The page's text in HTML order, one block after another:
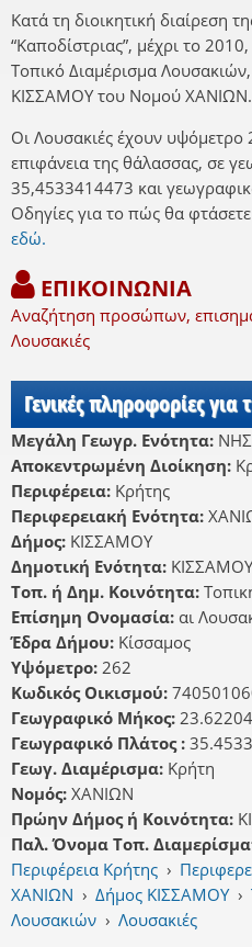
Κατά τη διοικητική διαίρεση
“Καποδίστριας”, μέχρι το
Τοπικό Διαμέρισμα
ΚΙΣΣΑΜΟΥ του Νομού ΧΑΝΙΩΝ.
Οι Λουσακιές έχουν
επιφάνεια της θάλασσας, σε
35,4533414473 και
Οδηγίες για το πώς θα
εδώ.
ΕΠΙΚΟΙΝΩΝΙΑ
Αναζήτηση προσώπων,
Λουσακιές
Γενικές πληροφορίες για
Μεγάλη Γεωγρ. Ενότητα:
Αποκεντρωμένη Διοίκηση:
Περιφέρεια: Κρήτης
Περιφερειακή Ενότητα:
Δήμος: ΚΙΣΣΑΜΟΥ
Δημοτική Ενότητα: ΚΙΣΣΑΜΟΥ
Τοπ. ή Δημ. Κοινότητα:
Επίσημη Ονομασία: αι
Έδρα Δήμου: Κίσσαμος
Υψόμετρο: 262
Κωδικός Οικισμού:
Γεωγραφικό Μήκος:
Γεωγραφικό Πλάτος :
Γεωγ. Διαμέρισμα: Κρήτη
Νομός: ΧΑΝΙΩΝ
Πρώην Δήμος ή Κοινότητα:
Παλ. Όνομα Τοπ.
Περιφέρεια Κρήτης ›
ΧΑΝΙΩΝ › Δήμος ΚΙΣΣΑΜΟΥ ›
Λουσακιών › Λουσακιές